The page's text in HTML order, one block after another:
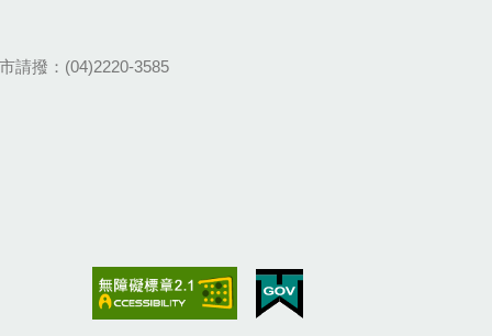
請撥：(04)2220-3585